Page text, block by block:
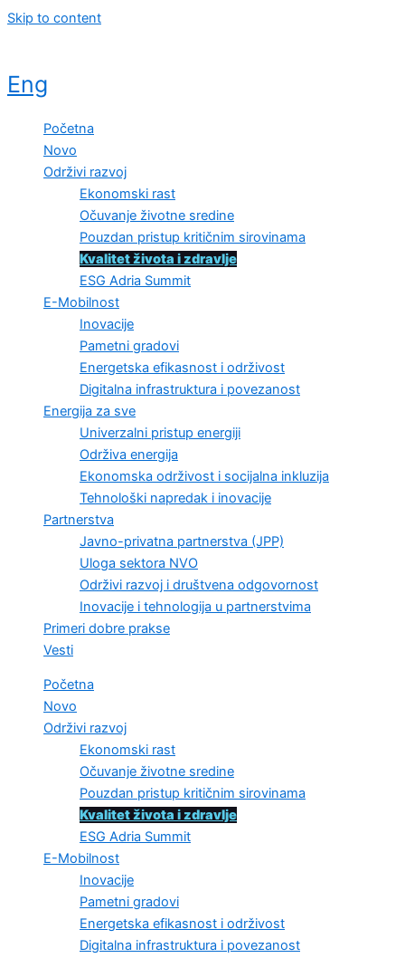
Skip to content
Eng
Početna
Novo
Održivi razvoj
Ekonomski rast
Očuvanje životne sredine
Pouzdan pristup kritičnim sirovinama
Kvalitet života i zdravlje
ESG Adria Summit
E-Mobilnost
Inovacije
Pametni gradovi
Energetska efikasnost i održivost
Digitalna infrastruktura i povezanost
Energija za sve
Univerzalni pristup energiji
Održiva energija
Ekonomska održivost i socijalna inkluzija
Tehnološki napredak i inovacije
Partnerstva
Javno-privatna partnerstva (JPP)
Uloga sektora NVO
Održivi razvoj i društvena odgovornost
Inovacije i tehnologija u partnerstvima
Primeri dobre prakse
Vesti
Početna
Novo
Održivi razvoj
Ekonomski rast
Očuvanje životne sredine
Pouzdan pristup kritičnim sirovinama
Kvalitet života i zdravlje
ESG Adria Summit
E-Mobilnost
Inovacije
Pametni gradovi
Energetska efikasnost i održivost
Digitalna infrastruktura i povezanost